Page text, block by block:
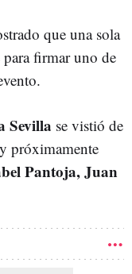
que una sola
para firmar uno de
Sevilla se vistió de
próximamente
Pantoja, Juan